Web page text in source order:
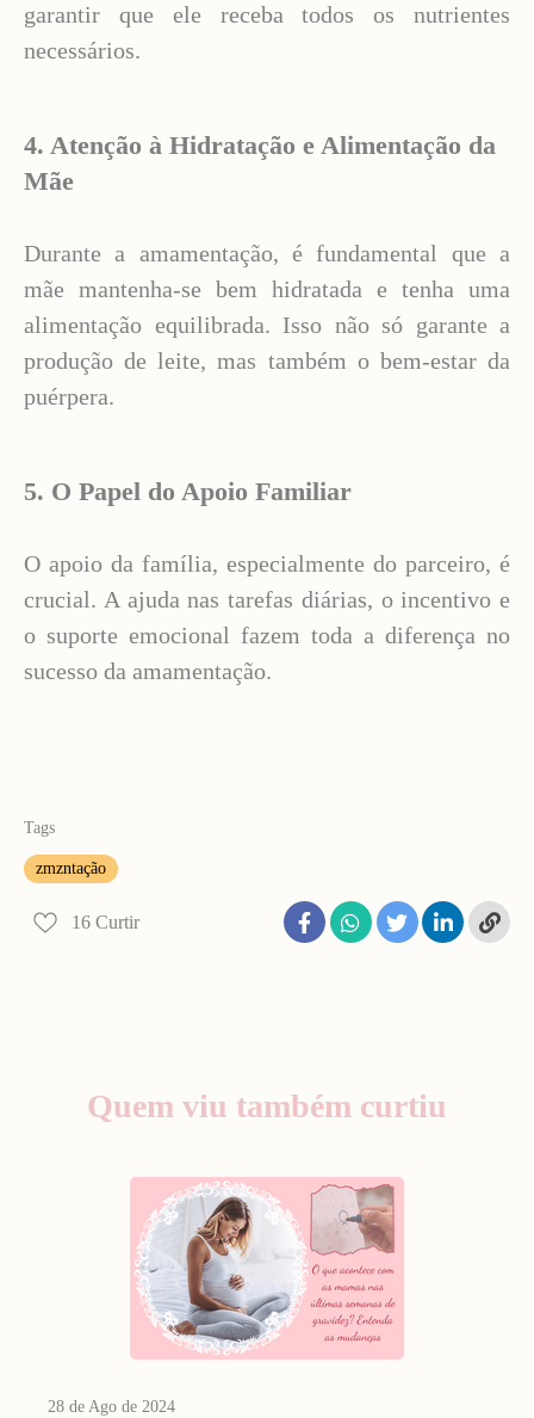
garantir que ele receba todos os nutrientes
necessários.
4. Atenção à Hidratação e Alimentação da
Mãe
Durante a amamentação, é fundamental que a
mãe mantenha-se bem hidratada e tenha uma
alimentação equilibrada. Isso não só garante a
produção de leite, mas também o bem-estar da
puérpera.
5. O Papel do Apoio Familiar
O apoio da família, especialmente do parceiro, é
crucial. A ajuda nas tarefas diárias, o incentivo e
o suporte emocional fazem toda a diferença no
sucesso da amamentação.
Tags
zmzntação
16 Curtir
Quem viu também curtiu
28 de Ago de 2024